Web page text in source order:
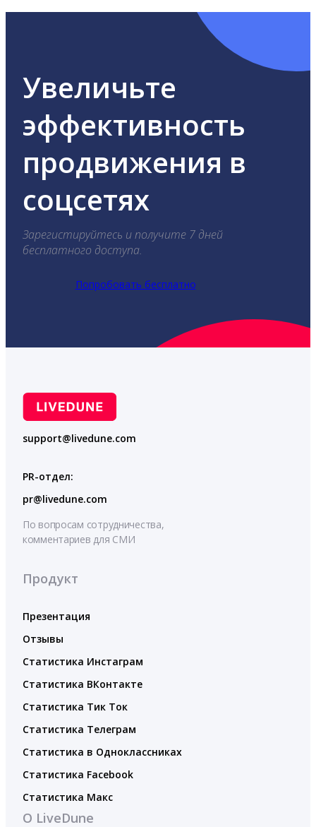
Увеличьте
эффективность
продвижения в
соцсетях
Зарегистируйтесь и получите 7 дней
бесплатного доступа.
Попробовать бесплатно
support@livedune.com
PR-отдел:
pr@livedune.com
По вопросам сотрудничества,
комментариев для СМИ
Продукт
Презентация
Отзывы
Статистика Инстаграм
Статистика ВКонтакте
Статистика Тик Ток
Статистика Телеграм
Статистика в Одноклассниках
Статистика Facebook
Статистика Макс
О LiveDune